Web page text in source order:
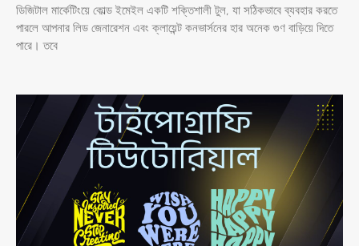
ডিজিটাল মার্কেটিংয়ে কোল্ড ইমেইল একটি শক্তিশালী টুল, যা সঠিকভাবে ব্যবহার করতে
পারলে আপনার লিড জেনারেশন এবং ক্লায়েন্ট কনভার্সনের হার অনেক গুণ বাড়িয়ে দিতে
পারে। তবে